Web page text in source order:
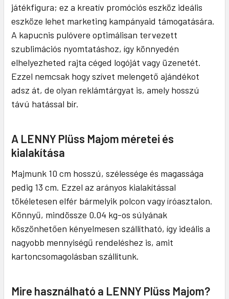
játékfigura; ez a kreatív promóciós eszköz ideális
eszköze lehet marketing kampányaid támogatására.
A kapucnis pulóvere optimálisan tervezett
szublimációs nyomtatáshoz, így könnyedén
elhelyezheted rajta céged logóját vagy üzenetét.
Ezzel nemcsak hogy szívet melengető ajándékot
adsz át, de olyan reklámtárgyat is, amely hosszú
távú hatással bír.
A LENNY Plüss Majom méretei és
kialakítása
Majmunk 10 cm hosszú, szélessége és magassága
pedig 13 cm. Ezzel az arányos kialakítással
tökéletesen elfér bármelyik polcon vagy íróasztalon.
Könnyű, mindössze 0.04 kg-os súlyának
köszönhetően kényelmesen szállítható, így ideális a
nagyobb mennyiségű rendeléshez is, amit
kartoncsomagolásban szállítunk.
Mire használható a LENNY Plüss Majom?